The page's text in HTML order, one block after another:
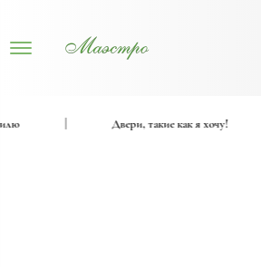
Двери, такие как я хочу!